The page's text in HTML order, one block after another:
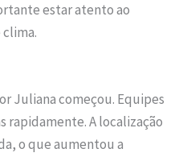
estar atento ao
clima.
Juliana começou. Equipes
rapidamente. A localização
o que aumentou a